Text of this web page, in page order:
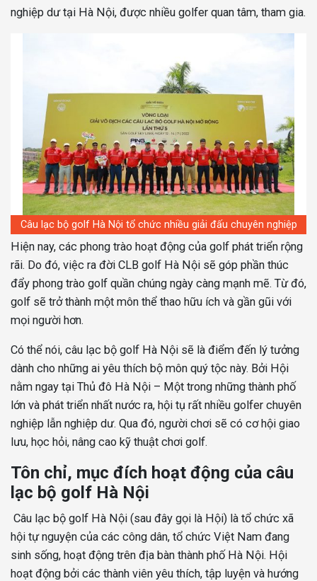
nghiệp dư tại Hà Nội, được nhiều golfer quan tâm, tham gia.
Câu lạc bộ golf Hà Nội tổ chức nhiều giải đấu chuyên nghiệp
Hiện nay, các phong trào hoạt động của golf phát triển rộng
rãi. Do đó, việc ra đời CLB golf Hà Nội sẽ góp phần thúc
đẩy phong trào golf quần chúng ngày càng mạnh mẽ. Từ đó,
golf sẽ trở thành một môn thể thao hữu ích và gần gũi với
mọi người hơn.
Có thể nói, câu lạc bộ golf Hà Nội sẽ là điểm đến lý tưởng
dành cho những ai yêu thích bộ môn quý tộc này. Bởi Hội
nằm ngay tại Thủ đô Hà Nội – Một trong những thành phố
lớn và phát triển nhất nước ra, hội tụ rất nhiều golfer chuyên
nghiệp lẫn nghiệp dư. Qua đó, người chơi sẽ có cơ hội giao
lưu, học hỏi, nâng cao kỹ thuật chơi golf.
Tôn chỉ, mục đích hoạt động của câu
lạc bộ golf Hà Nội
Câu lạc bộ golf Hà Nội (sau đây gọi là Hội) là tổ chức xã
hội tự nguyện của các công dân, tổ chức Việt Nam đang
sinh sống, hoạt động trên địa bàn thành phố Hà Nội. Hội
hoạt động bởi các thành viên yêu thích, tập luyện và hướng